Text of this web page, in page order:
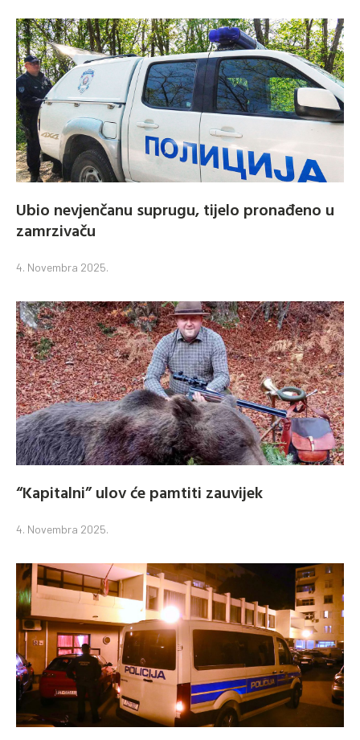
Ubio nevjenčanu suprugu, tijelo pronađeno u
zamrzivaču
4. Novembra 2025.
“Kapitalni” ulov će pamtiti zauvijek
4. Novembra 2025.